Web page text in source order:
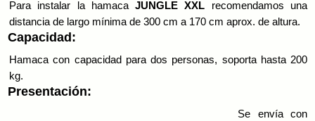
Para instalar la hamacaJUNGLEXXL
recomendamos una
distancia de largo mínima de 300 cm a 170 cm aprox. de altura.
Capacidad:
Hamaca con capacidad para dos personas, soporta hasta 200
kg.
Presentación:
Se envía con